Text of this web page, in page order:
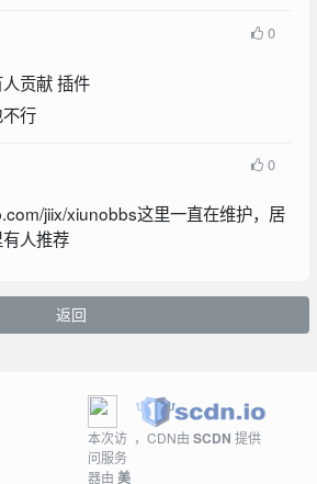
0
贡献 插件
行
0
jiix/xiunobbs这里一直在维护，居
人推荐
返回
本次访
问服务
器由 美
，CDN由SCDN 提供